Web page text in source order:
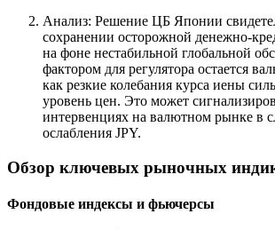
Анализ: Решение ЦБ Японии
сохранении осторожной денежно-
на фоне нестабильной глобальной
фактором для регулятора остается
как резкие колебания курса иены
уровень цен. Это может
интервенциях на валютном рынке в
ослабления JPY.
Обзор ключевых рыночных
Фондовые индексы и фьючерсы